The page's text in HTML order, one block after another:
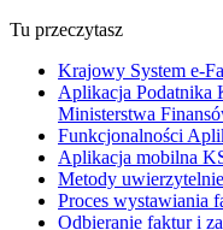
Tu przeczytasz
Krajowy System e-
Aplikacja Podatnika
Ministerstwa
Funkcjonalności
Aplikacja mobilna
Metody
Proces wystawiania
Odbieranie faktur i